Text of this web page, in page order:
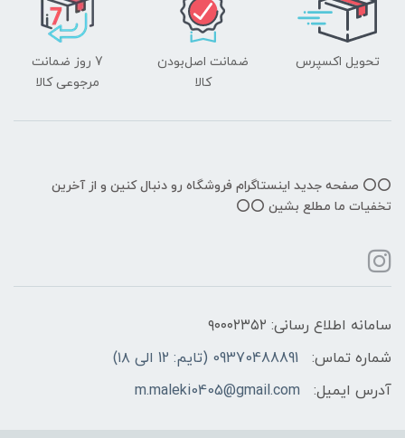
تحویل اکسپرس
ضمانت اصل‌بودن
کالا
7 روز ضمانت
مرجوعی کالا
⭕️⭕️ صفحه جدید اینستاگرام فروشگاه رو دنبال کنین و از آخرین
تخفیات ما مطلع بشین ⭕️⭕️
سامانه اطلاع رسانی: ۹۰۰۰۲۳۵۲
شماره تماس:
09370488891 (تایم: 12 الی ۱۸)
آدرس ایمیل:
m.maleki0405@gmail.com